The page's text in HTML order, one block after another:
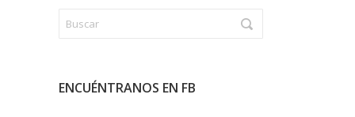
ENCUÉNTRANOS EN FB